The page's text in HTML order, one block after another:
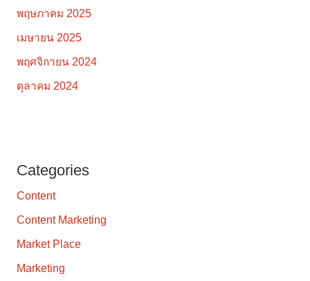
พฤษภาคม 2025
เมษายน 2025
พฤศจิกายน 2024
ตุลาคม 2024
Categories
Content
Content Marketing
Market Place
Marketing